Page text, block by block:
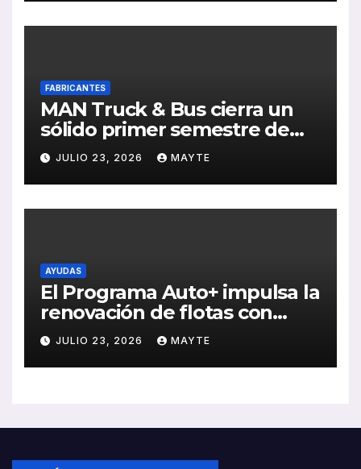
FABRICANTES
MAN Truck & Bus cierra un
sólido primer semestre de
2026 con crecimiento en
ventas, pedidos y
rentabilidad
JULIO 23, 2026 MAYTE
AYUDAS
El Programa Auto+ impulsa la
renovación de flotas con
ayudas a vehículos eléctricos
ligeros
JULIO 23, 2026 MAYTE